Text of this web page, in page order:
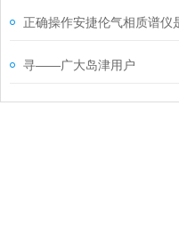
寻——广大岛津用户